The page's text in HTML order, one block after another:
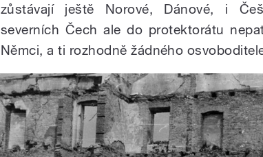
zůstávají ještě Norové, Dánové, i
severních Čech ale do protektorátu
Němci, a ti rozhodně žádného